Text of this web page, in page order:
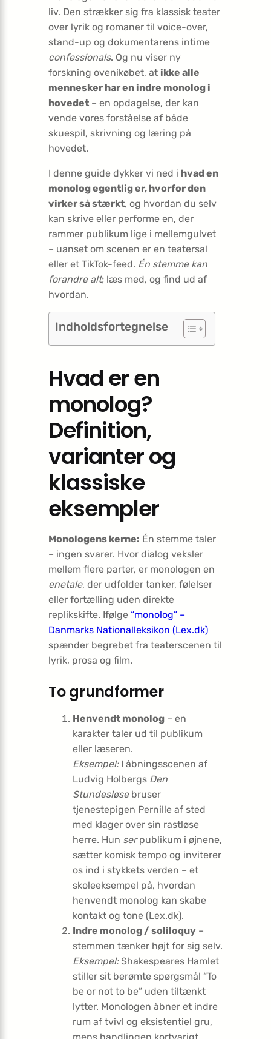
liv. Den strækker sig fra klassisk teater
over lyrik og romaner til voice-over,
stand-up og dokumentarens intime
confessionals. Og nu viser ny
forskning ovenikøbet, at ikke alle
mennesker har en indre monolog i
hovedet – en opdagelse, der kan
vende vores forståelse af både
skuespil, skrivning og læring på
hovedet.
I denne guide dykker vi ned i hvad en
monolog egentlig er, hvorfor den
virker så stærkt, og hvordan du selv
kan skrive eller performe en, der
rammer publikum lige i mellemgulvet
– uanset om scenen er en teatersal
eller et TikTok-feed. Én stemme kan
forandre alt; læs med, og find ud af
hvordan.
Indholdsfortegnelse
Hvad er en
monolog?
Definition,
varianter og
klassiske
eksempler
Monologens kerne: Én stemme taler
– ingen svarer. Hvor dialog veksler
mellem flere parter, er monologen en
enetale, der udfolder tanker, følelser
eller fortælling uden direkte
replikskifte. Ifølge “monolog” –
Danmarks Nationalleksikon (Lex.dk)
spænder begrebet fra teaterscenen til
lyrik, prosa og film.
To grundformer
Henvendt monolog – en
karakter taler ud til publikum
eller læseren.
Eksempel:I åbningsscenen af
Ludvig Holbergs Den
Stundesløsebruser
tjenestepigen Pernille af sted
med klager over sin rastløse
herre. Hun serpublikum i øjnene,
sætter komisk tempo og inviterer
os ind i stykkets verden – et
skoleeksempel på, hvordan
henvendt monolog kan skabe
kontakt og tone (Lex.dk).
Indre monolog / soliloquy –
stemmen tænker højt for sig selv.
Eksempel:Shakespeares Hamlet
stiller sit berømte spørgsmål “To
be or not to be” uden tiltænkt
lytter. Monologen åbner et indre
rum af tvivl og eksistentiel gru,